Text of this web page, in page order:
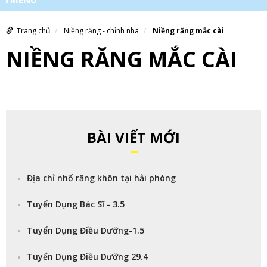
Trang chủ Niềng răng - chỉnh nha Niềng răng mắc cài
NIỀNG RĂNG MẮC CÀI
BÀI VIẾT MỚI
Địa chỉ nhổ răng khôn tại hải phòng
Tuyển Dụng Bác Sĩ - 3.5
Tuyển Dụng Điều Dưỡng-1.5
Tuyển Dụng Điều Dưỡng 29.4